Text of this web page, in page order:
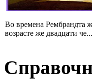
Во времена Рембрандта
возрасте же двадцати че...